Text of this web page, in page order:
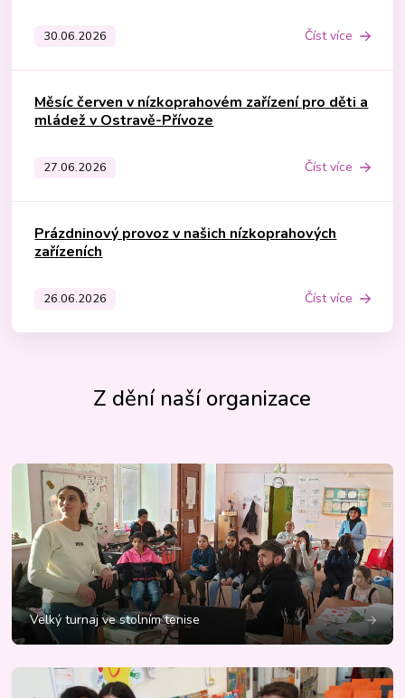
30.06.2026 Číst více
Měsíc červen v nízkoprahovém zařízení pro děti a
mládež v Ostravě-Přívoze
27.06.2026 Číst více
Prázdninový provoz v našich nízkoprahových
zařízeních
26.06.2026 Číst více
Z dění naší organizace
Velký turnaj ve stolním tenise